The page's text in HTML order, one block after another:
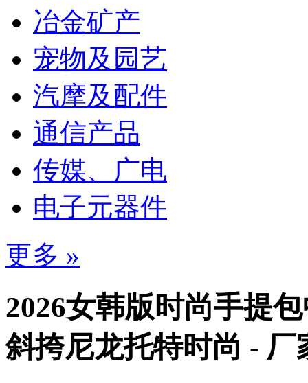
冶金矿产
宠物及园艺
汽摩及配件
通信产品
传媒、广电
电子元器件
更多 »
2026女韩版时尚手提
斜挎尼龙托特时尚 - 厂